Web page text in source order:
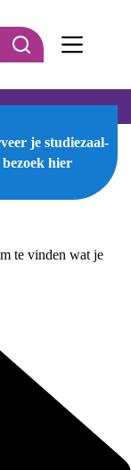
je studiezaal-
bezoek hier
te vinden wat je